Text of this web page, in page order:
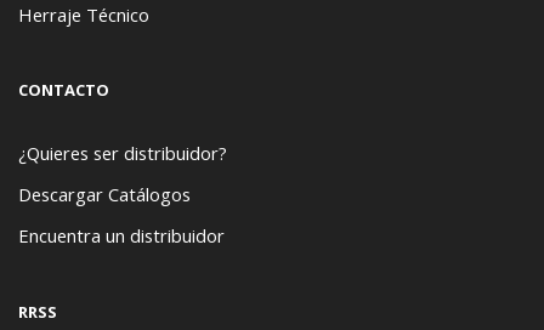
Herraje Técnico
CONTACTO
¿Quieres ser distribuidor?
Descargar Catálogos
Encuentra un distribuidor
RRSS